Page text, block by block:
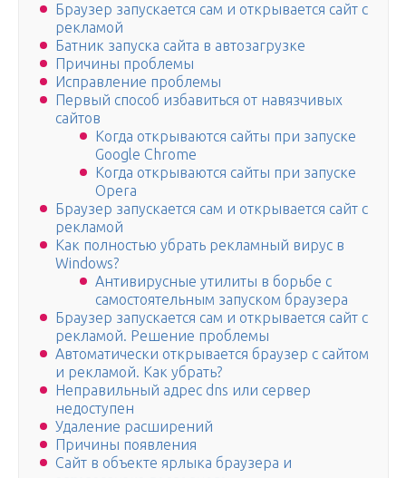
Браузер запускается сам и открывается сайт с
рекламой
Батник запуска сайта в автозагрузке
Причины проблемы
Исправление проблемы
Первый способ избавиться от навязчивых
сайтов
Когда открываются сайты при запуске
Google Chrome
Когда открываются сайты при запуске
Opera
Браузер запускается сам и открывается сайт с
рекламой
Как полностью убрать рекламный вирус в
Windows?
Антивирусные утилиты в борьбе с
самостоятельным запуском браузера
Браузер запускается сам и открывается сайт с
рекламой. Решение проблемы
Автоматически открывается браузер с сайтом
и рекламой. Как убрать?
Неправильный адрес dns или сервер
недоступен
Удаление расширений
Причины появления
Сайт в объекте ярлыка браузера и